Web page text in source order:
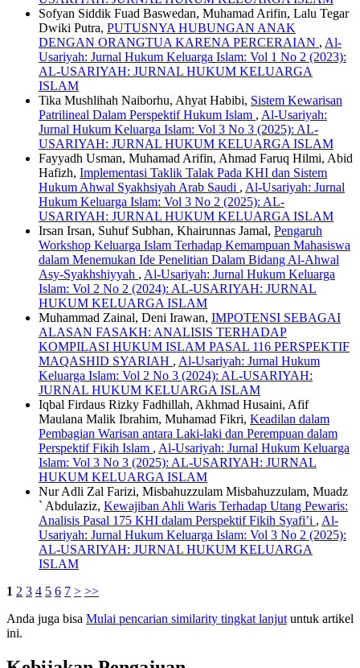
Sofyan Siddik Fuad Baswedan, Muhamad Arifin, Lalu Tegar
Dwiki Putra, PUTUSNYA HUBUNGAN ANAK
DENGAN ORANGTUA KARENA PERCERAIAN , Al-
Usariyah: Jurnal Hukum Keluarga Islam: Vol 1 No 2 (2023):
AL-USARIYAH: JURNAL HUKUM KELUARGA
ISLAM
Tika Mushlihah Naiborhu, Ahyat Habibi, Sistem Kewarisan
Patrilineal Dalam Perspektif Hukum Islam , Al-Usariyah:
Jurnal Hukum Keluarga Islam: Vol 3 No 3 (2025): AL-
USARIYAH: JURNAL HUKUM KELUARGA ISLAM
Fayyadh Usman, Muhamad Arifin, Ahmad Faruq Hilmi, Abid
Hafizh, Implementasi Taklik Talak Pada KHI dan Sistem
Hukum Ahwal Syakhsiyah Arab Saudi , Al-Usariyah: Jurnal
Hukum Keluarga Islam: Vol 3 No 2 (2025): AL-
USARIYAH: JURNAL HUKUM KELUARGA ISLAM
Irsan Irsan, Suhuf Subhan, Khairunnas Jamal, Pengaruh
Workshop Keluarga Islam Terhadap Kemampuan Mahasiswa
dalam Menemukan Ide Penelitian Dalam Bidang Al-Ahwal
Asy-Syakhshiyyah , Al-Usariyah: Jurnal Hukum Keluarga
Islam: Vol 2 No 2 (2024): AL-USARIYAH: JURNAL
HUKUM KELUARGA ISLAM
Muhammad Zainal, Deni Irawan, IMPOTENSI SEBAGAI
ALASAN FASAKH: ANALISIS TERHADAP
KOMPILASI HUKUM ISLAM PASAL 116 PERSPEKTIF
MAQASHID SYARIAH , Al-Usariyah: Jurnal Hukum
Keluarga Islam: Vol 2 No 3 (2024): AL-USARIYAH:
JURNAL HUKUM KELUARGA ISLAM
Iqbal Firdaus Rizky Fadhillah, Akhmad Husaini, Afif
Maulana Malik Ibrahim, Muhamad Fikri, Keadilan dalam
Pembagian Warisan antara Laki-laki dan Perempuan dalam
Perspektif Fikih Islam , Al-Usariyah: Jurnal Hukum Keluarga
Islam: Vol 3 No 3 (2025): AL-USARIYAH: JURNAL
HUKUM KELUARGA ISLAM
Nur Adli Zal Farizi, Misbahuzzulam Misbahuzzulam, Muadz
` Abdulaziz, Kewajiban Ahli Waris Terhadap Utang Pewaris:
Analisis Pasal 175 KHI dalam Perspektif Fikih Syafi’i , Al-
Usariyah: Jurnal Hukum Keluarga Islam: Vol 3 No 2 (2025):
AL-USARIYAH: JURNAL HUKUM KELUARGA
ISLAM
1 2 3 4 5 6 7 > >>
Anda juga bisa Mulai pencarian similarity tingkat lanjut untuk artikel
ini.